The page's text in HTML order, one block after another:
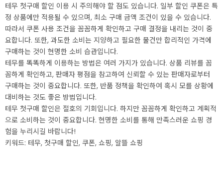
테무 첫구매 할인 이용 시 주의해야 할 점도 있습니다. 일부 할인 쿠폰은 특
정 상품에만 적용될 수 있으며, 최소 구매 금액 조건이 있을 수 있습니다.
따라서 쿠폰 사용 조건을 꼼꼼하게 확인하고 구매 결정을 내리는 것이 중
요합니다. 또한, 과도한 소비는 지양하고 필요한 물건만 합리적인 가격에
구매하는 것이 현명한 소비 습관입니다.
테무를 똑똑하게 이용하는 방법은 여러 가지가 있습니다. 상품 리뷰를 꼼
꼼하게 확인하고, 판매자 평점을 참고하여 신뢰할 수 있는 판매자로부터
구매하는 것이 중요합니다. 또한, 반품 정책을 확인하여 혹시 모를 상황에
대비하는 것도 좋은 방법입니다.
테무 첫구매 할인은 절호의 기회입니다. 하지만 꼼꼼하게 확인하고 계획적
으로 소비하는 것이 중요합니다. 현명한 소비를 통해 만족스러운 쇼핑 경
험을 누리시길 바랍니다!
키워드: 테무, 첫구매 할인, 쿠폰, 쇼핑, 알뜰 쇼핑